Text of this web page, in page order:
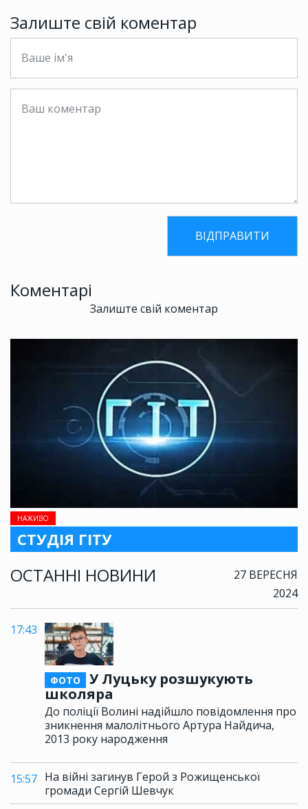
НАЖИВО
СТУДІЯ ГІТУ
ОСТАННІ НОВИНИ
27 ВЕРЕСНЯ
2024
17:43
ФОТО
У Луцьку розшукують
школяра
До поліції Волині надійшло повідомлення про
зникнення малолітнього Артура Найдича,
2013 року народження
15:57 На війні загинув Герой з Рожищенської
громади Сергій Шевчук
Залиште свій коментар
Коментарі
Залиште свій коментар